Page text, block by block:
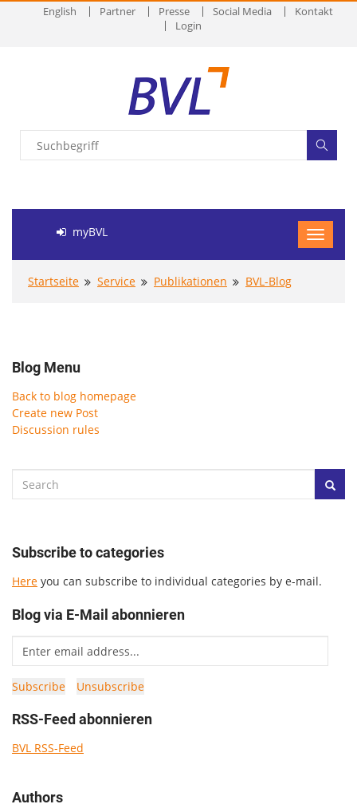
English Partner Presse Social Media
Kontakt
Login
myBVL
Startseite Service Publikationen BVL-Blog
Blog Menu
Back to blog homepage
Create new Post
Discussion rules
Subscribe to categories
Here you can subscribe to individual categories by e-mail.
Blog via E-Mail abonnieren
RSS-Feed abonnieren
BVL RSS-Feed
Authors